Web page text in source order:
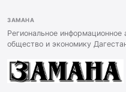
ЗАМАНА
Региональное информационное
общество и экономику